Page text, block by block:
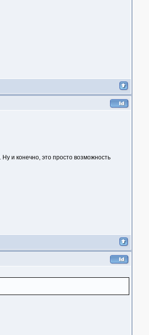
и конечно, это просто возможность